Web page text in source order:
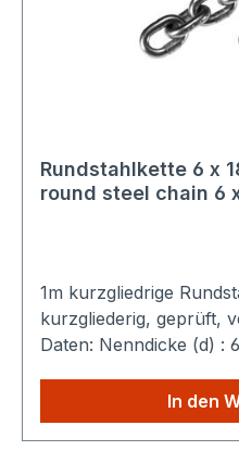
Rundstahlkette 6 x
round steel chain 6
1m kurzgliedrige
kurzgliederig, geprüft, verzinkt
Daten: Nenndicke (d) :
Belastungsgrenze : 16
Versandkosten: Egal
In den